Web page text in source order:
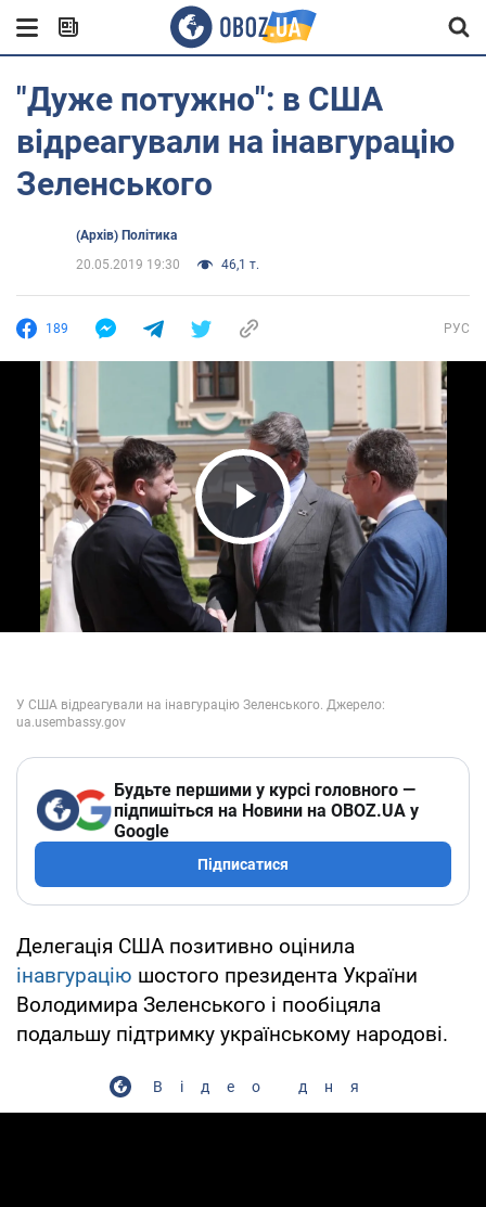
"Дуже потужно": в США
відреагували на інавгурацію
Зеленського
(Архів) Політика
20.05.2019 19:30
46,1 т.
189 РУС
Play Video
Будьте першими у курсі головного —
підпишіться на Новини на OBOZ.UA у
Google
Підписатися
Делегація США позитивно оцінила
інавгурацію шостого президента України
Володимира Зеленського і пообіцяла
подальшу підтримку українському народові.
Відео дня